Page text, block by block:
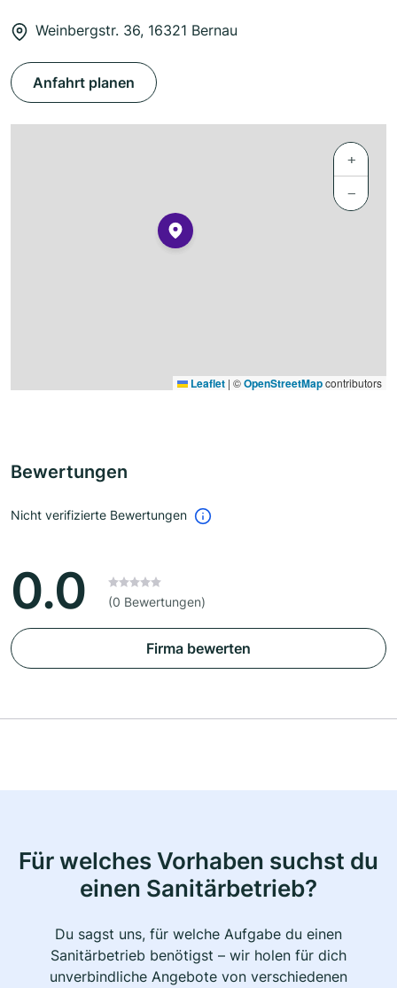
Weinbergstr. 36, 16321 Bernau
Anfahrt planen
+
−
Leaflet | ©OpenStreetMapcontributors
Bewertungen
Nicht verifizierte Bewertungen
0.0 (0 Bewertungen)
Firma bewerten
Für welches Vorhaben suchst du
einen Sanitärbetrieb?
Du sagst uns, für welche Aufgabe du einen
Sanitärbetrieb benötigst – wir holen für dich
unverbindliche Angebote von verschiedenen